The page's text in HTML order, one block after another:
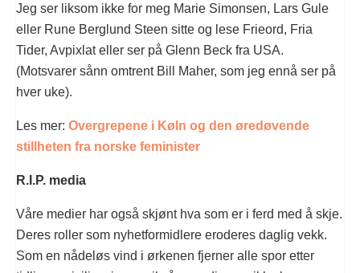
Jeg ser liksom ikke for meg Marie Simonsen, Lars Gule
eller Rune Berglund Steen sitte og lese Frieord, Fria
Tider, Avpixlat eller ser på Glenn Beck fra USA.
(Motsvarer sånn omtrent Bill Maher, som jeg ennå ser på
hver uke).
Les mer: Overgrepene i Køln og den øredøvende
stillheten fra norske feminister
R.I.P. media
Våre medier har også skjønt hva som er i ferd med å skje.
Deres roller som nyhetformidlere eroderes daglig vekk.
Som en nådeløs vind i ørkenen fjerner alle spor etter